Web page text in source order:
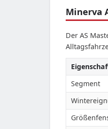
Minerva
Der AS
Segment